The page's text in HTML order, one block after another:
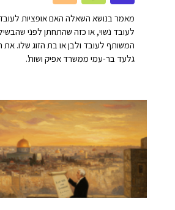
מאמר בנושא השאלה האם אופציות
לעובד נשוי, או כזה שהתחתן לפני
המשותף לעובד ולבן או בת הזוג שלו.
גלעד בר-עמי ממשרד אפיק ושות'.